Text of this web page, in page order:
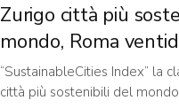
Zurigo città più
mondo, Roma
“SustainableCities Index” la
città più sostenibili del